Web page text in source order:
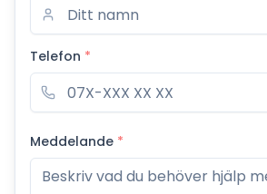
Telefon *
Meddelande *